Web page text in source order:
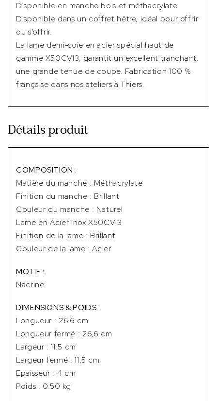
Disponible en manche bois et méthacrylate.
Disponible dans un coffret hêtre, idéal pour offrir
ou s’offrir.
La lame demi-soie en acier spécial haut de
gamme X50CV13, garantit un excellent tranchant,
une grande tenue de coupe. Fabrication 100 %
française dans nos ateliers à Thiers.
Détails produit
COMPOSITION :
Matière du manche : Méthacrylate
Finition du manche : Brillant
Couleur du manche : Naturel
Lame en Acier inox X50CV13
Finition de la lame : Brillant
Couleur de la lame : Acier
MOTIF :
Nacrine
DIMENSIONS & POIDS :
Longueur : 26.6 cm
Longueur fermé : 26,6 cm
Largeur : 11.5 cm
Largeur fermé : 11,5 cm
Epaisseur : 4 cm
Poids : 0.50 kg